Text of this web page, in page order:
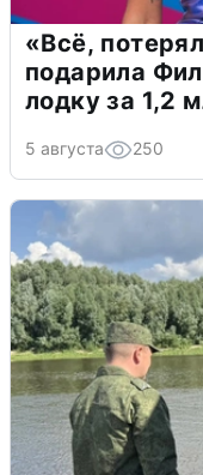
«Всё,
подарила
лодку за 1,2
5 августа 250